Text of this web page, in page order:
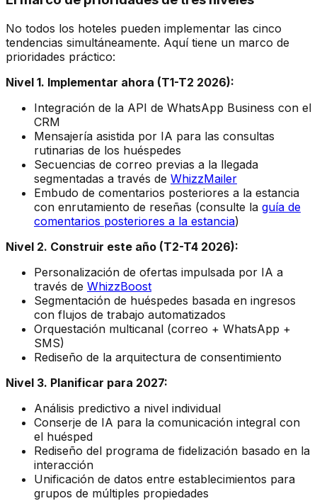
No todos los hoteles pueden implementar las cinco
tendencias simultáneamente. Aquí tiene un marco de
prioridades práctico:
Nivel 1. Implementar ahora (T1-T2 2026):
Integración de la API de WhatsApp Business con el
CRM
Mensajería asistida por IA para las consultas
rutinarias de los huéspedes
Secuencias de correo previas a la llegada
segmentadas a través de WhizzMailer
Embudo de comentarios posteriores a la estancia
con enrutamiento de reseñas (consulte la guía de
comentarios posteriores a la estancia)
Nivel 2. Construir este año (T2-T4 2026):
Personalización de ofertas impulsada por IA a
través de WhizzBoost
Segmentación de huéspedes basada en ingresos
con flujos de trabajo automatizados
Orquestación multicanal (correo + WhatsApp +
SMS)
Rediseño de la arquitectura de consentimiento
Nivel 3. Planificar para 2027:
Análisis predictivo a nivel individual
Conserje de IA para la comunicación integral con
el huésped
Rediseño del programa de fidelización basado en la
interacción
Unificación de datos entre establecimientos para
grupos de múltiples propiedades